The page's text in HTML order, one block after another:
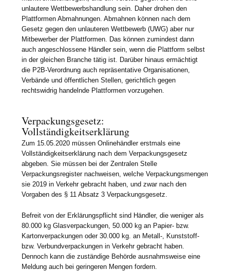
unlautere Wettbewerbshandlung sein. Daher drohen den
Plattformen Abmahnungen. Abmahnen können nach dem
Gesetz gegen den unlauteren Wettbewerb (UWG) aber nur
Mitbewerber der Plattformen. Das können zumindest dann
auch angeschlossene Händler sein, wenn die Plattform selbst
in der gleichen Branche tätig ist. Darüber hinaus ermächtigt
die P2B-Verordnung auch repräsentative Organisationen,
Verbände und öffentlichen Stellen, gerichtlich gegen
rechtswidrig handelnde Plattformen vorzugehen.
Verpackungsgesetz:
Vollständigkeitserklärung
Zum 15.05.2020 müssen Onlinehändler erstmals eine
Vollständigkeitserklärung nach dem Verpackungsgesetz
abgeben. Sie müssen bei der Zentralen Stelle
Verpackungsregister nachweisen, welche Verpackungsmengen
sie 2019 in Verkehr gebracht haben, und zwar nach den
Vorgaben des § 11 Absatz 3 Verpackungsgesetz.
Befreit von der Erklärungspflicht sind Händler, die weniger als
80.000 kg Glasverpackungen, 50.000 kg an Papier- bzw.
Kartonverpackungen oder 30.000 kg. an Metall-, Kunststoff-
bzw. Verbundverpackungen in Verkehr gebracht haben.
Dennoch kann die zuständige Behörde ausnahmsweise eine
Meldung auch bei geringeren Mengen fordern.